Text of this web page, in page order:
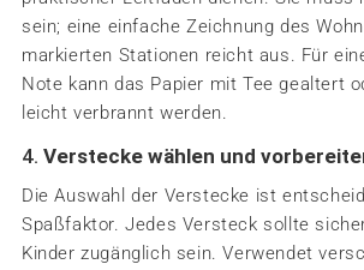
sein; eine einfache Zeichnung des
markierten Stationen reicht aus. Für
Note kann das Papier mit Tee gealtert
leicht verbrannt werden.
4. Verstecke wählen und
Die Auswahl der Verstecke ist
Spaßfaktor. Jedes Versteck sollte
Kinder zugänglich sein. Verwendet